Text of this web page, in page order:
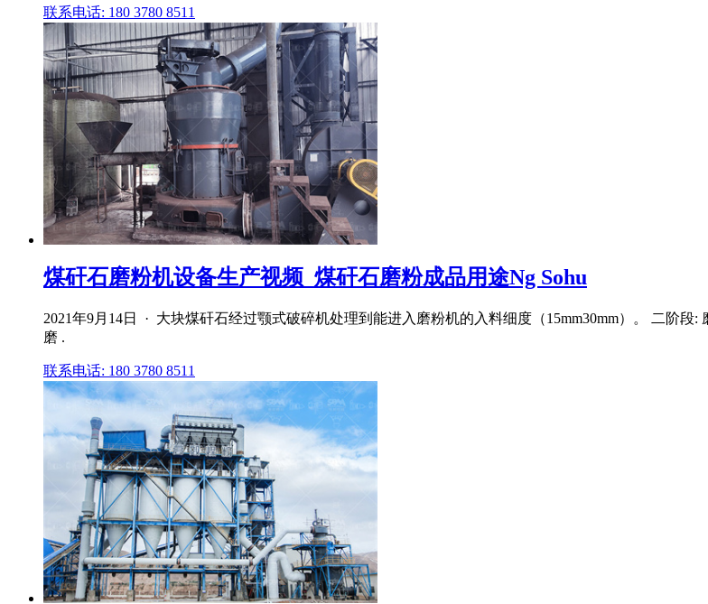
联系电话: 180 3780 8511
煤矸石磨粉机设备生产视频_煤矸石磨粉成品用途Ng Sohu
2021年9月14日 · 大块煤矸石经过颚式破碎机处理到能进入磨粉机的入料细度（15mm30mm）。 二阶
磨 .
联系电话: 180 3780 8511